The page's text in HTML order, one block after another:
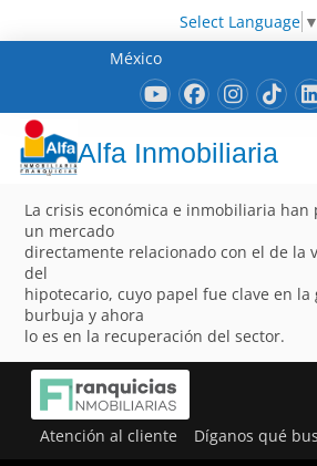
Select Language ▼
México
Alfa Inmobiliaria
La crisis económica e inmobiliaria han
un mercado
directamente relacionado con el de la
del
hipotecario, cuyo papel fue clave en la
burbuja y ahora
lo es en la recuperación del sector.
Atención al cliente Díganos qué